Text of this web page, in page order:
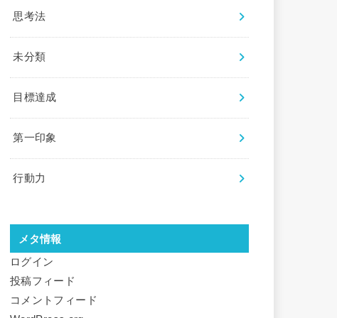
思考法
未分類
目標達成
第一印象
行動力
メタ情報
ログイン
投稿フィード
コメントフィード